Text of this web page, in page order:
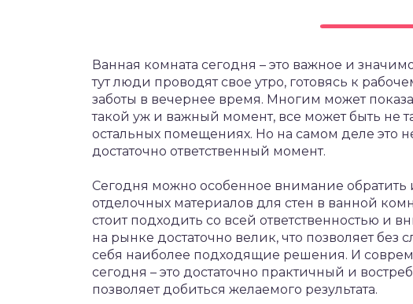
Ванная комната сегодня – это важное и
тут люди проводят свое утро, готовясь к
заботы в вечернее время. Многим может
такой уж и важный момент, все может быть не
остальных помещениях. Но на самом деле это
достаточно ответственный момент.
Сегодня можно особенное внимание обратить
отделочных материалов для стен в ванной
стоит подходить со всей ответственностью и
на рынке достаточно велик, что позволяет
себя наиболее подходящие решения. И
сегодня – это достаточно практичный и
позволяет добиться желаемого результата.